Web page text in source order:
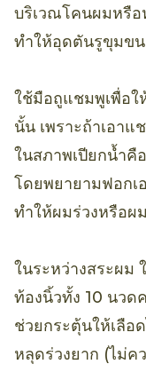
บริเวณโคนผมหรือ
ทำให้อุดตันรูขุมข
ใช้มือถูแชมพูเพื่อใ
นั้น เพราะถ้าเอา
ในสภาพเปียกน้ำคื
โดยพยายามฟอกเ
ทำให้ผมร่วงหรือผ
ในระหว่างสระผม
ท้องนิ้วทั้ง 10 นวด
ช่วยกระตุ้นให้เลือ
หลุดร่วงยาก (ไม่ค